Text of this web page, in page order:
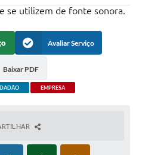
se utilizem de fonte sonora.
Avaliar Serviço
Baixar PDF
EMPRESA